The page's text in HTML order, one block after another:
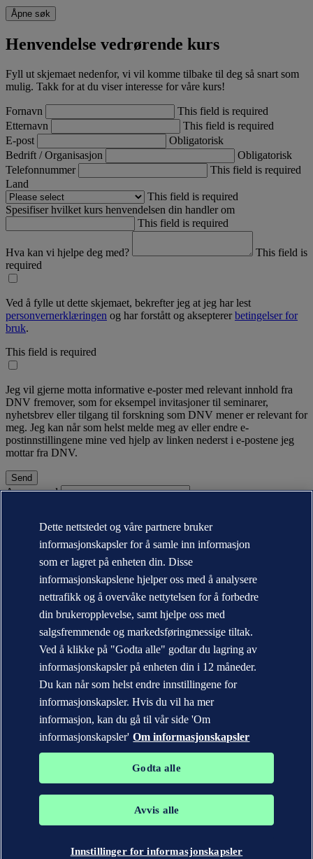
Åpne søk
Henvendelse vedrørende kurs
​Fyll ut skjemaet nedenfor, vi vil komme tilbake til deg så snart som
mulig. Takk for at du viser interesse for våre kurs!
Fornavn
This field is required
Etternavn
This field is required
E-post
Obligatorisk
Bedrift / Organisasjon
Obligatorisk
Telefonnummer
This field is required
Land
This field is required
Spesifiser hvilket kurs henvendelsen din handler om
This field is required
Hva kan vi hjelpe deg med?
This field is
required
Ved å fylle ut dette skjemaet, bekrefter jeg at jeg har lest
personvernerklæringen og har forstått og akseptererbetingelser for
bruk.
This field is required
Jeg vil gjerne motta informative e-poster med relevant innhold fra
DNV fremover, som for eksempel invitasjoner til seminarer,
nyhetsbrev eller tilgang til forskning som DNV mener er relevant for
meg. Jeg kan når som helst melde meg av eller endre e-
postinnstillingene mine ved hjelp av linken nederst i e-postene jeg
mottar fra DNV.
A password
Bærekraft
Nyheter og media
Årsrapport
Kontakt DNV
Finn våre kontorer
Personvernerklæring
Betingelser for bruk (Terms of Use)
Copyright © DNV AS 2026
Informasjonskapsler
Varemerkene DNV GL®, DNV®, Horizon Graphic og Det Norske
rettigheter forbeholdt.
Dette nettstedet og våre partnere bruker
informasjonskapsler for å samle inn informasjon
som er lagret på enheten din. Disse
informasjonskapslene hjelper oss med å analysere
nettrafikk og å overvåke nettytelsen for å forbedre
din brukeropplevelse, samt hjelpe oss med
salgsfremmende og markedsføringmessige tiltak.
Ved å klikke på "Godta alle" godtar du lagring av
informasjonskapsler på enheten din i 12 måneder.
Du kan når som helst endre innstillingene for
informasjonskapsler. Hvis du vil ha mer
informasjon, kan du gå til vår side 'Om
informasjonskapsler' Om informasjonskapsler
Godta alle
Avvis alle
Innstillinger for informasjonskapsler